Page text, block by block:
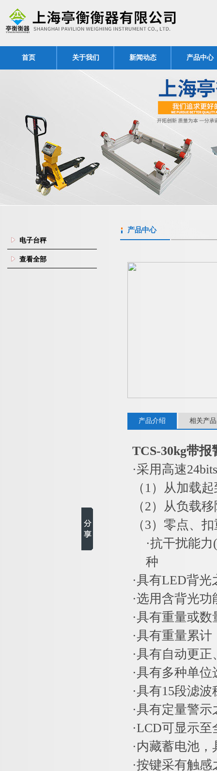
首页 关于我们 新闻动态 产品中心
电子台秤
查看全部
产品中心
产品介绍 相关产品
TCS-30kg带报
·采用高速
（1）从加载
（2）从负载
（3）零点、
·抗干扰能
种
·具有LED背光
·选用含背光
·具有重量或
·具有重量累
·具有自动更
·具有多种单
·具有15段滤
·具有定量警示
·LCD可显示
·内藏蓄电池
·按键采有触